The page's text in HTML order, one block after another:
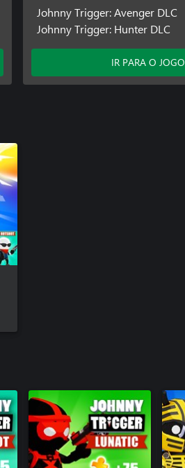
Johnny Trigger: Avenger DLC
Johnny Trigger: Hunter DLC
IR PARA O JOGO